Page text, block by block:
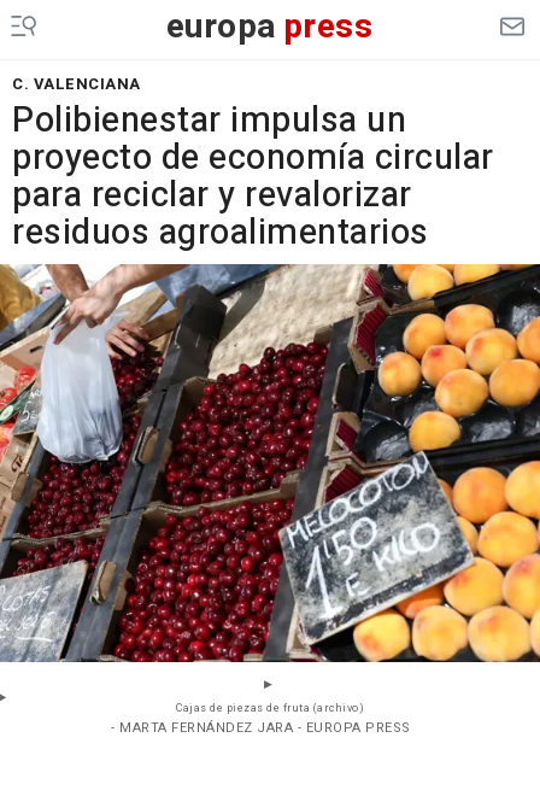
europa press
C. VALENCIANA
Polibienestar impulsa un
proyecto de economía circular
para reciclar y revalorizar
residuos agroalimentarios
Cajas de piezas de fruta (archivo)
- MARTA FERNÁNDEZ JARA - EUROPA PRESS